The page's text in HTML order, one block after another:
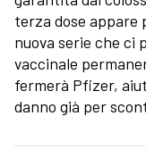
terza dose appare
nuova serie che ci
vaccinale
fermerà Pfizer,
danno già per